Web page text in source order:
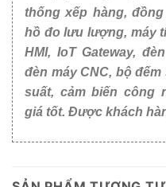
thống xếp hàng,
hồ đo lưu lượng, máy
HMI, IoT Gateway,
đèn máy CNC, bộ
suất, cảm biến công
giá tốt. Được khách